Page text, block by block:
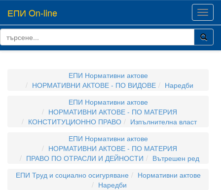
ЕПИ On-line
ЕПИ Нормативни актове
НОРМАТИВНИ АКТОВЕ - ПО ВИДОВЕ
Наредби
ЕПИ Нормативни актове
НОРМАТИВНИ АКТОВЕ - ПО МАТЕРИЯ
КОНСТИТУЦИОННО ПРАВО
Изпълнителна власт
ЕПИ Нормативни актове
НОРМАТИВНИ АКТОВЕ - ПО МАТЕРИЯ
ПРАВО ПО ОТРАСЛИ И ДЕЙНОСТИ
Вътрешен ред
ЕПИ Труд и социално осигуряване
Нормативни актове
Наредби